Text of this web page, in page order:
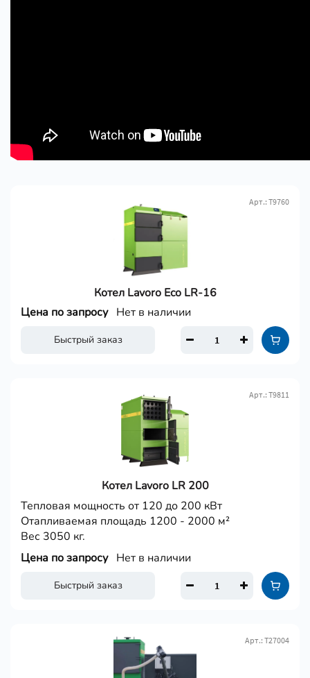
Котел Lavoro Eco LR-16
Арт.: Т9760
Быстрый заказ
Цена по запросу Нет в наличии
Котел Lavoro LR 200
Арт.: Т9811
Тепловая мощность от 120 до 200 кВт
Отапливаемая площадь 1200 - 2000 м²
Вес 3050 кг.
Быстрый заказ
Цена по запросу Нет в наличии
Арт.: Т27004